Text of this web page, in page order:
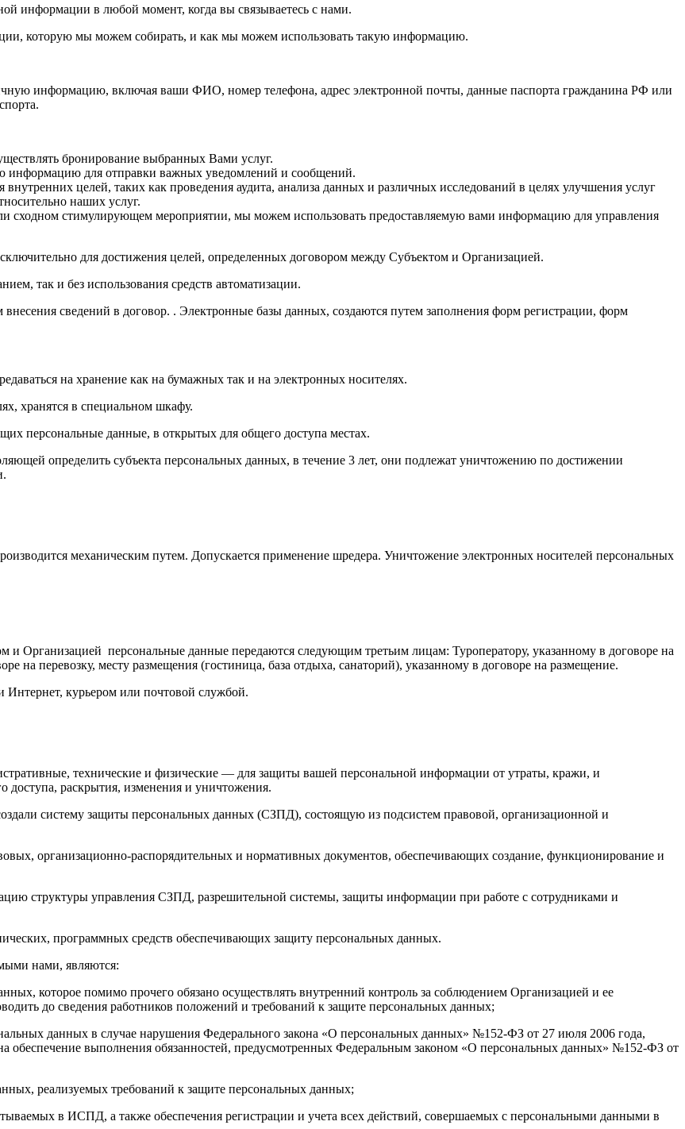
информации в любой момент, когда вы связываетесь с нами.
которую мы можем собирать, и как мы можем использовать такую информацию.
информацию, включая ваши ФИО, номер телефона, адрес электронной почты, данные паспорта гражданина РФ или
бронирование выбранных Вами услуг.
информацию для отправки важных уведомлений и сообщений.
целей, таких как проведения аудита, анализа данных и различных исследований в целях улучшения услуг
наших услуг.
сходном стимулирующем мероприятии, мы можем использовать предоставляемую вами информацию для управления
для достижения целей, определенных договором между Субъектом и Организацией.
так и без использования средств автоматизации.
сведений в договор. . Электронные базы данных, создаются путем заполнения форм регистрации, форм
на хранение как на бумажных так и на электронных носителях.
хранятся в специальном шкафу.
персональные данные, в открытых для общего доступа местах.
определить субъекта персональных данных, в течение 3 лет, они подлежат уничтожению по достижении
механическим путем. Допускается применение шредера. Уничтожение электронных носителей персональных
Организацией персональные данные передаются следующим третьим лицам: Туроператору, указанному в договоре на
на перевозку, месту размещения (гостиница, база отдыха, санаторий), указанному в договоре на размещение.
Интернет, курьером или почтовой службой.
технические и физические — для защиты вашей персональной информации от утраты, кражи, и
доступа, раскрытия, изменения и уничтожения.
систему защиты персональных данных (СЗПД), состоящую из подсистем правовой, организационной и
организационно-распорядительных и нормативных документов, обеспечивающих создание, функционирование и
структуры управления СЗПД, разрешительной системы, защиты информации при работе с сотрудниками и
программных средств обеспечивающих защиту персональных данных.
нами, являются:
которое помимо прочего обязано осуществлять внутренний контроль за соблюдением Организацией и ее
до сведения работников положений и требований к защите персональных данных;
данных в случае нарушения Федерального закона «О персональных данных» №152-ФЗ от 27 июля 2006 года,
обеспечение выполнения обязанностей, предусмотренных Федеральным законом «О персональных данных» №152-ФЗ от
реализуемых требований к защите персональных данных;
в ИСПД, а также обеспечения регистрации и учета всех действий, совершаемых с персональными данными в